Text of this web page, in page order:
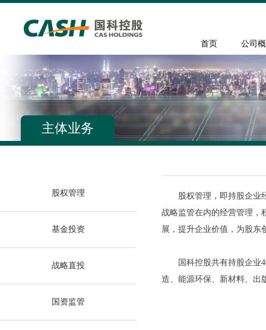
首页 公司
主体业务
股权管理
基金投资
战略直投
国资监管
股权管理，即持股企业
战略监管在内的经营管理，
展，提升企业价值，为股东
国科控股共有持股企业
造、能源环保、新材料、出